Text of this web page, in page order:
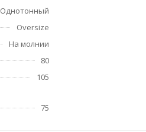
Однотонный
Oversize
На молнии
80
105
75